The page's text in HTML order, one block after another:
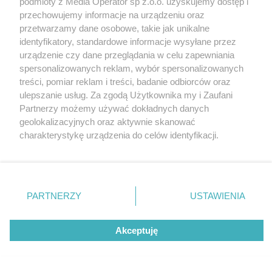
Tarnowskie Góry
Ruda Śląska
Świętochłowice
Tychy
Bytom
Katowice
Gliwice
Zabrze
Zagłębie
Redakcja
Newsletter
Reklama
przechowujemy informacje na urządzeniu oraz
przetwarzamy dane osobowe, takie jak unikalne
identyfikatory, standardowe informacje wysyłane przez
urządzenie czy dane przeglądania w celu zapewniania
spersonalizowanych reklam, wybór spersonalizowanych
treści, pomiar reklam i treści, badanie odbiorców oraz
ulepszanie usług. Za zgodą Użytkownika my i Zaufani
Partnerzy możemy używać dokładnych danych
geolokalizacyjnych oraz aktywnie skanować
charakterystykę urządzenia do celów identyfikacji.
zmienić/wycofać klikając przycisk ustawień prywatności
znajdujący się w lewym dolnym rogu strony
rodzaje przetwarzania danych nie wymagają zgody
użytkownika, ale masz prawo sprzeciwić się takiemu
przetwarzaniu. Preferencje będą miały zastosowania tylko
PARTNERZY USTAWIENIA
Akceptuję